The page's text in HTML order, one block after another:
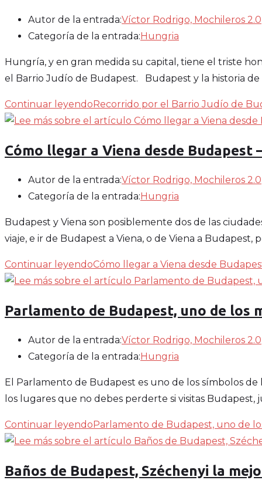
Autor de la entrada:Víctor Rodrigo, Mochileros 2.0
Categoría de la entrada:Hungria
Hungría, y en gran medida su capital, tiene el triste
el Barrio Judío de Budapest. Budapest y la historia
Continuar leyendoRecorrido por el Barrio Judío de
Cómo llegar a Viena desde Budapest
Autor de la entrada:Víctor Rodrigo, Mochileros 2.0
Categoría de la entrada:Hungria
Budapest y Viena son posiblemente dos de las
viaje, e ir de Budapest a Viena, o de Viena a
Continuar leyendoCómo llegar a Viena desde
Parlamento de Budapest, uno de los
Autor de la entrada:Víctor Rodrigo, Mochileros 2.0
Categoría de la entrada:Hungria
El Parlamento de Budapest es uno de los símbolos
los lugares que no debes perderte si visitas
Continuar leyendoParlamento de Budapest, uno de
Baños de Budapest, Széchenyi la